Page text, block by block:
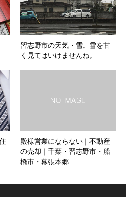
習志野市の天気・雪。雪を甘
く見てはいけませんね。
殿様営業にならない｜不動産
の売却｜千葉・習志野市・船
橋市・幕張本郷